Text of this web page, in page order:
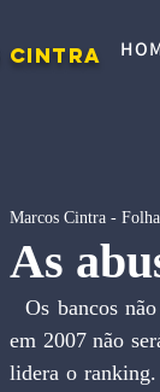
CINTRA
As
Marcos Cintra -
  Os bancos não têm do que reclamar. Lucros bilionários recordes têm sido registrados todo ano, e
em 2007 não
lidera o ranking.